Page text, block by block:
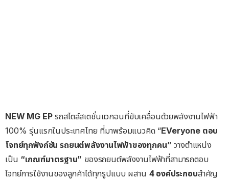
NEW MG EPรถสไตล์สเตชั่นแวกอนที่ขับเคลื่อนด้วยพลังงานไฟฟ้า
100% รุ่นแรกในประเทศไทย ที่มาพร้อมแนวคิด “EVeryone ตอบ
โจทย์ทุกฟังก์ชัน รถยนต์พลังงานไฟฟ้าของทุกคน” วางตำแหน่ง
เป็น “เกณฑ์มาตรฐาน” ของรถยนต์พลังงานไฟฟ้าที่สามารถตอบ
โจทย์การใช้งานของลูกค้าได้ทุกรูปแบบ ผสาน 4 องค์ประกอบสำคัญ